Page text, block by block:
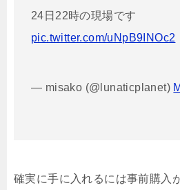
24日22時の現場です
pic.twitter.com/uNpB9INOc2
— misako (@lunaticplanet)
確実に手に入れるには事前購入